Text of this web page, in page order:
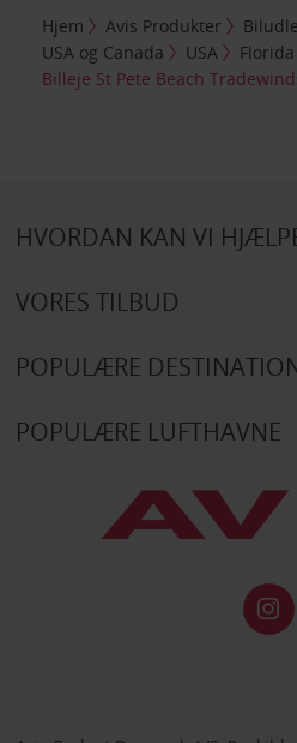
Hjem Avis Produkter
USA og Canada
USA Florida
Billeje St Pete Beach
HVORDAN KAN VI
VORES TILBUD
POPULÆRE
POPULÆRE LUFTHAVNE